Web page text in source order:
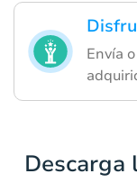
Envía
Descarga